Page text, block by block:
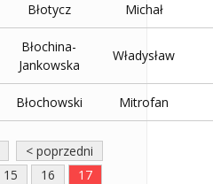
Błotycz Michał
Błochina-
Jankowska
Władysław
Błochowski Mitrofan
< poprzedni
15 16
17